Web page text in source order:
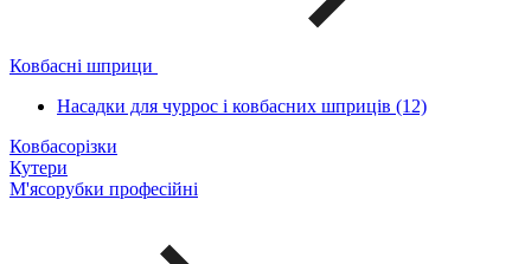
Ковбасні шприци
Насадки для чуррос і ковбасних шприців (12)
Ковбасорізки
Кутери
М'ясорубки професійні